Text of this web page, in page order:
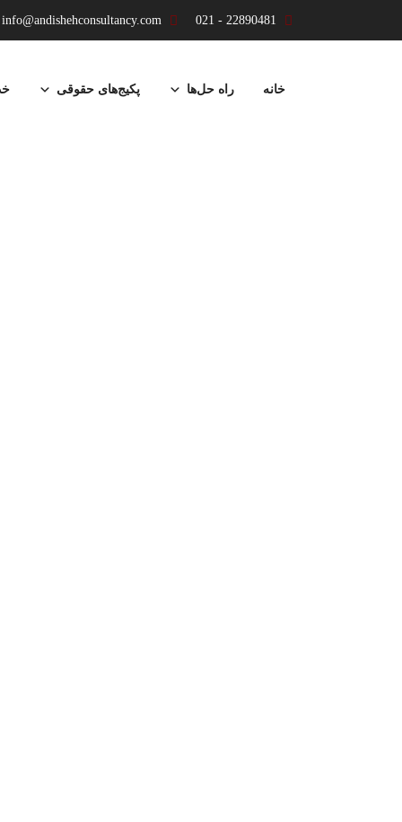
22890481 - 021
info@andishehconsultancy.com
محتوا
خانه راه حل‌ها پکیج‌های حقوقی